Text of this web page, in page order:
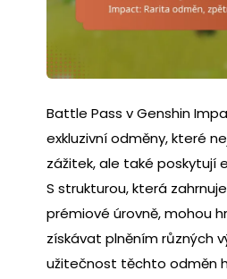
Battle Pass v Genshin
exkluzivní odměny, které
zážitek, ale také poskytují
S strukturou, která
prémiové úrovně, mohou
získávat plněním různých
užitečnost těchto odměn